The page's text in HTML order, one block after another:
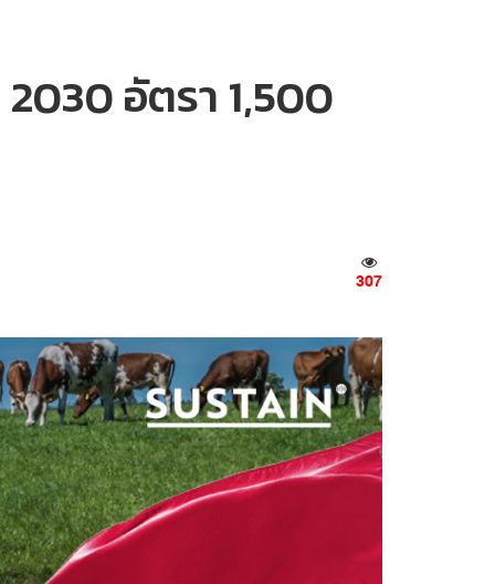
อัตรา 1,500
307